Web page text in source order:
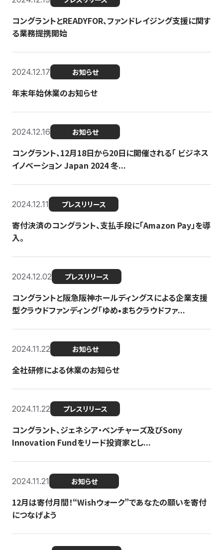
コングラントとREADYFOR、ファンドレイジング支援に関す
る業務提携開始
2024.12.17 お知らせ
年末年始休業のお知らせ
2024.12.16 お知らせ
コングラント、12月18日から20日に開催される「 ビジネス
イノベーション Japan 2024 冬...
2024.12.11 プレスリリース
寄付決済のコングラント、支払手段に「Amazon Pay」を導
入。
2024.12.02 プレスリリース
コングラントと阪急阪神ホールディングスによる企業支援
型クラウドファンディング「ゆめ•まちクラウドファ...
2024.11.22 お知らせ
全社研修による休業のお知らせ
2024.11.22 プレスリリース
コングラント、ジェネシア・ベンチャーズ及びSony
Innovation Fundをリード投資家とし...
2024.11.21 お知らせ
12月は寄付月間！“Wishウォーク”であなたの願いを寄付
につなげよう